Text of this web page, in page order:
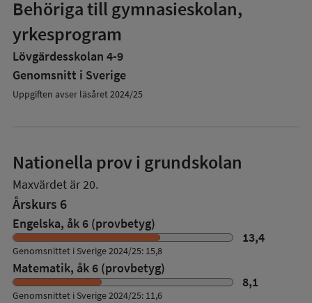
Behöriga till gymnasieskolan,
yrkesprogram
Lövgärdesskolan 4-9
Genomsnitt i Sverige
Uppgiften avser läsåret 2024/25
Nationella prov i grundskolan
Maxvärdet är 20.
Årskurs 6
Engelska, åk 6 (provbetyg)
13,4
Genomsnittet i Sverige 2024/25: 15,8
Matematik, åk 6 (provbetyg)
8,1
Genomsnittet i Sverige 2024/25: 11,6